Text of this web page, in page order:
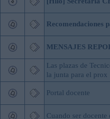
Recomendaciones
MENSAJES
Las plazas de
la junta para el prox
Portal docente
Cuando ser docente